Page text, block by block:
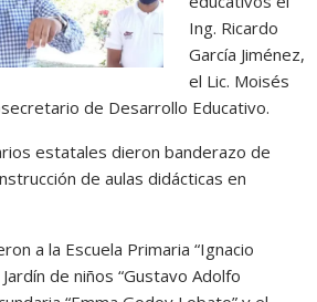
Ing. Ricardo
García Jiménez,
el Lic. Moisés
de Desarrollo Educativo.
estatales dieron banderazo de
de aulas didácticas en
a la Escuela Primaria “Ignacio
de niños “Gustavo Adolfo